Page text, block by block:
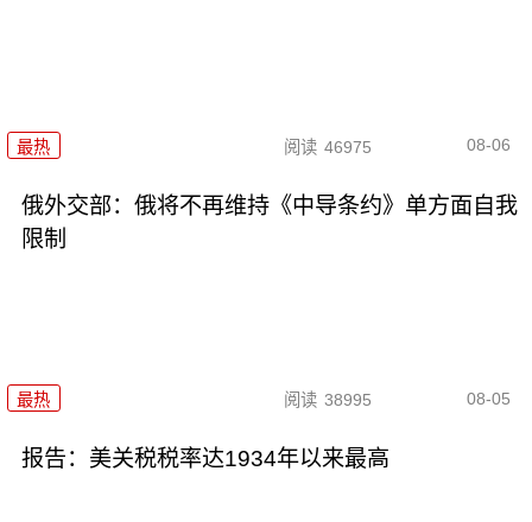
最热 阅读 46975 08-06
俄外交部：俄将不再维持《中导条约》单方面自我
限制
最热 阅读 38995 08-05
报告：美关税税率达1934年以来最高